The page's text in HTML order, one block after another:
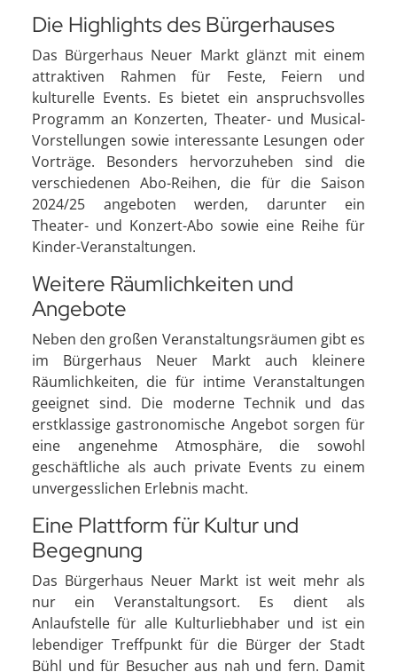
Die Highlights des Bürgerhauses
Das Bürgerhaus Neuer Markt glänzt mit einem
attraktiven Rahmen für Feste, Feiern und
kulturelle Events. Es bietet ein anspruchsvolles
Programm an Konzerten, Theater- und Musical-
Vorstellungen sowie interessante Lesungen oder
Vorträge. Besonders hervorzuheben sind die
verschiedenen Abo-Reihen, die für die Saison
2024/25 angeboten werden, darunter ein
Theater- und Konzert-Abo sowie eine Reihe für
Kinder-Veranstaltungen.
Weitere Räumlichkeiten und
Angebote
Neben den großen Veranstaltungsräumen gibt es
im Bürgerhaus Neuer Markt auch kleinere
Räumlichkeiten, die für intime Veranstaltungen
geeignet sind. Die moderne Technik und das
erstklassige gastronomische Angebot sorgen für
eine angenehme Atmosphäre, die sowohl
geschäftliche als auch private Events zu einem
unvergesslichen Erlebnis macht.
Eine Plattform für Kultur und
Begegnung
Das Bürgerhaus Neuer Markt ist weit mehr als
nur ein Veranstaltungsort. Es dient als
Anlaufstelle für alle Kulturliebhaber und ist ein
lebendiger Treffpunkt für die Bürger der Stadt
Bühl und für Besucher aus nah und fern. Damit